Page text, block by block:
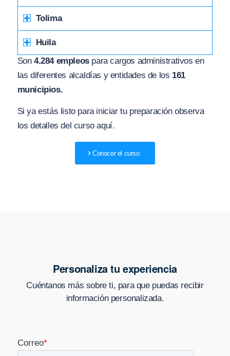
Tolima
Huila
Son 4.284 empleospara cargos administrativos en
las diferentes alcaldías y entidades de los 161
municipios.
Si ya estás listo para iniciar tu preparación observa
los detalles del curso aquí.
Conocer el curso
Personaliza tu experiencia
Cuéntanos más sobre ti, para que puedas recibir
información personalizada.